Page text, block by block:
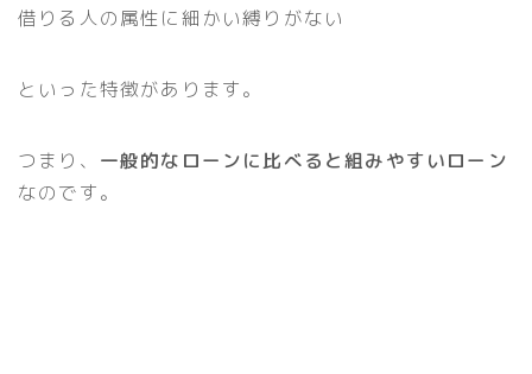
借りる人の属性に細かい縛りがない
といった特徴があります。
つまり、 一般的なローンに比べると組みやすいローン
なのです。